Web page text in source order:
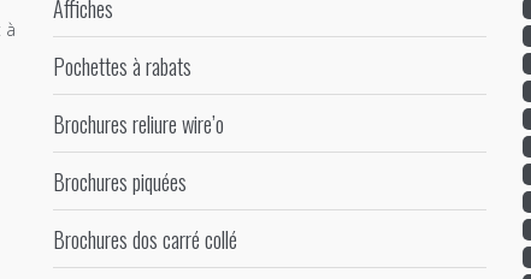
à
Affiches
Pochettes à rabats
Brochures reliure wire’o
Brochures piquées
Brochures dos carré collé